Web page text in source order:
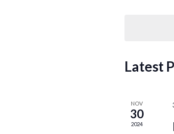
Latest
NOV
30
2024